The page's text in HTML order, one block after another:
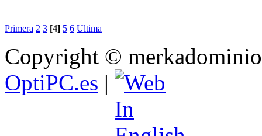
Primera 2 3 [4] 5 6 Ultima
Copyright ©
OptiPC.es |